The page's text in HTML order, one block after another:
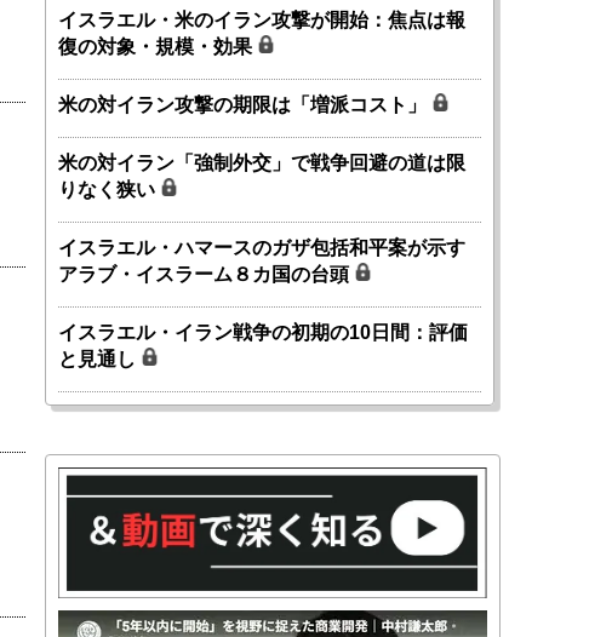
イスラエル・米のイラン攻撃が開始：焦点は報
復の対象・規模・効果
米の対イラン攻撃の期限は「増派コスト」
米の対イラン「強制外交」で戦争回避の道は限
りなく狭い
イスラエル・ハマースのガザ包括和平案が示す
アラブ・イスラーム８カ国の台頭
イスラエル・イラン戦争の初期の10日間：評価
と見通し